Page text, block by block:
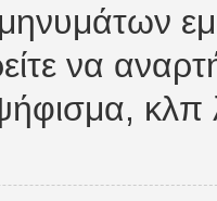
να
κλπ